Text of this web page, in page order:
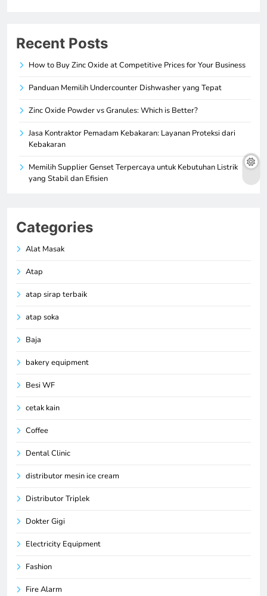
Recent Posts
How to Buy Zinc Oxide at Competitive Prices for Your Business
Panduan Memilih Undercounter Dishwasher yang Tepat
Zinc Oxide Powder vs Granules: Which is Better?
Jasa Kontraktor Pemadam Kebakaran: Layanan Proteksi dari
Kebakaran
Memilih Supplier Genset Terpercaya untuk Kebutuhan Listrik
yang Stabil dan Efisien
Categories
Alat Masak
Atap
atap sirap terbaik
atap soka
Baja
bakery equipment
Besi WF
cetak kain
Coffee
Dental Clinic
distributor mesin ice cream
Distributor Triplek
Dokter Gigi
Electricity Equipment
Fashion
Fire Alarm